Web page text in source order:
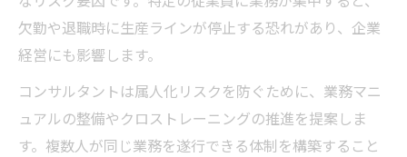
欠勤や退職時に生産ラインが停止する恐れがあり、企業
経営にも影響します。
コンサルタントは属人化リスクを防ぐために、業務マニ
ュアルの整備やクロストレーニングの推進を提案しま
す。複数人が同じ業務を遂行できる体制を構築すること